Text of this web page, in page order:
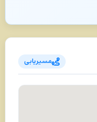
مسیریابی